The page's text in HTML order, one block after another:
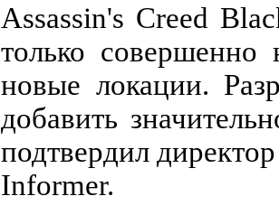
Assassin's Creed
только
новые локации.
добавить
подтвердил
Informer.